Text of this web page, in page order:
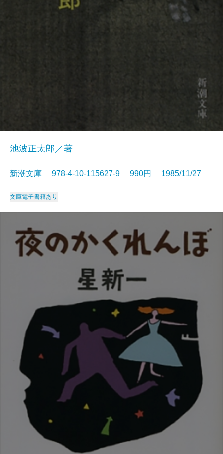
池波正太郎／著
新潮文庫 978-4-10-115627-9 990円 1985/11/27
文庫電子書籍あり